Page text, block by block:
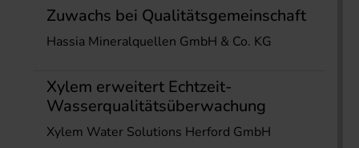
Zuwachs bei Qualitätsgemeinschaft
Hassia Mineralquellen GmbH & Co. KG
Xylem erweitert Echtzeit-
Wasserqualitätsüberwachung
Xylem Water Solutions Herford GmbH